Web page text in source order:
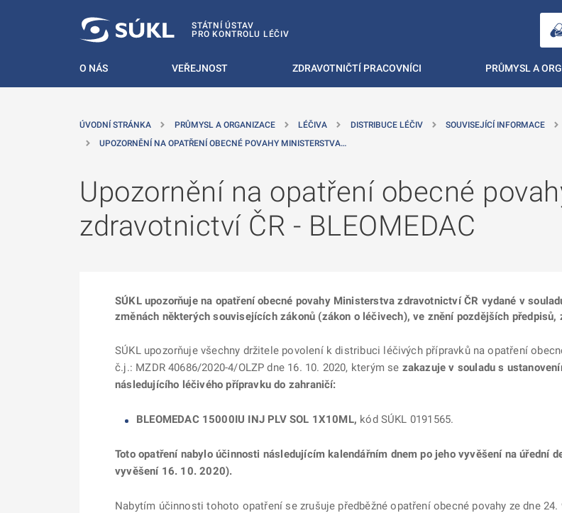
STÁTNÍ ÚSTAV
PRO KONTROLU LÉČIV
O NÁS VEŘEJNOST ZDRAVOTNIČTÍ PRACOVNÍCI PRŮMYSL A
ÚVODNÍ STRÁNKA PRŮMYSL A ORGANIZACE LÉČIVA DISTRIBUCE LÉČIV SOUVISEJÍCÍ INFORMACE
UPOZORNĚNÍ NA OPATŘENÍ OBECNÉ POVAHY MINISTERSTVA…
Upozornění na opatření obecné
zdravotnictví ČR - BLEOMEDAC
SÚKL upozorňuje na opatření obecné povahy Ministerstva zdravotnictví ČR vydané v
změnách některých souvisejících zákonů (zákon o léčivech), ve znění pozdějších předpisů,
SÚKL upozorňuje všechny držitele povolení k distribuci léčivých přípravků na opatření
č.j.: MZDR 40686/2020-4/OLZP dne 16. 10. 2020, kterým se zakazuje v souladu s
následujícího léčivého přípravku do zahraničí:
BLEOMEDAC 15000IU INJ PLV SOL 1X10ML, kód SÚKL 0191565.
Toto opatření nabylo účinnosti následujícím kalendářním dnem po jeho vyvěšení na úřední
vyvěšení 16. 10. 2020).
Nabytím účinnosti tohoto opatření se zrušuje předběžné opatření obecné povahy ze dne 24.